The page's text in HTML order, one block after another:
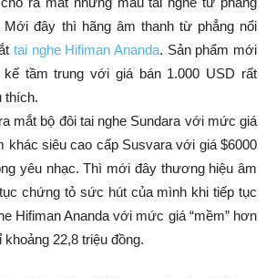
đây thì hãng âm thanh từ phẳng nổi
tai nghe Hifiman Ananda. Sản phẩm mới
kế tầm trung với giá bán 1.000 USD rất
thích.
mắt bộ đôi tai nghe Sundara với mức giá
khác siêu cao cấp Susvara với giá $6000
yêu nhạc. Thì mới đây thương hiệu âm
chứng tỏ sức hút của mình khi tiếp tục
Hifiman Ananda với mức giá “mềm” hơn
22,8 triệu đồng.